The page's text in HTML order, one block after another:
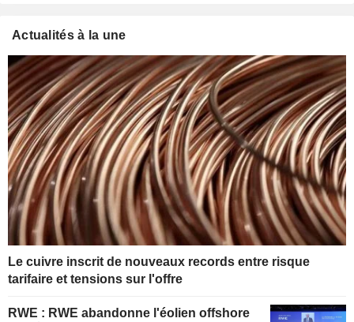
Actualités à la une
Le cuivre inscrit de nouveaux records entre risque
tarifaire et tensions sur l'offre
RWE : RWE abandonne l'éolien offshore